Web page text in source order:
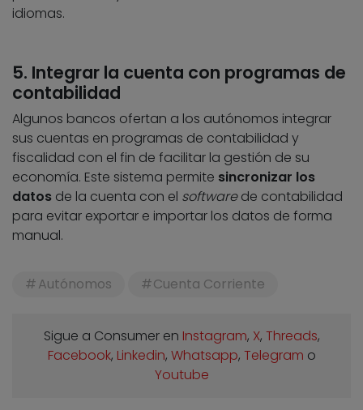
idiomas.
5. Integrar la cuenta con programas de
contabilidad
Algunos bancos ofertan a los autónomos integrar
sus cuentas en programas de contabilidad y
fiscalidad con el fin de facilitar la gestión de su
economía. Este sistema permite sincronizar los
datos de la cuenta con el softwarede contabilidad
para evitar exportar e importar los datos de forma
manual.
Autónomos Cuenta Corriente
Sigue a Consumer en Instagram, X, Threads,
Facebook, Linkedin, Whatsapp, Telegram o
Youtube